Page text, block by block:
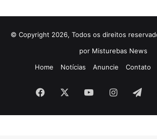
© Copyright 2026, Todos os direitos
por Misturebas News
Home
Notícias Anuncie Contato
Facebook YouTube